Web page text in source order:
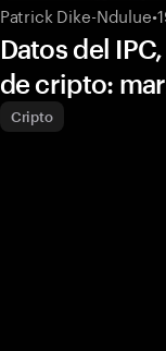
Patrick Dike-Ndulue•
Datos del
de cripto:
Cripto